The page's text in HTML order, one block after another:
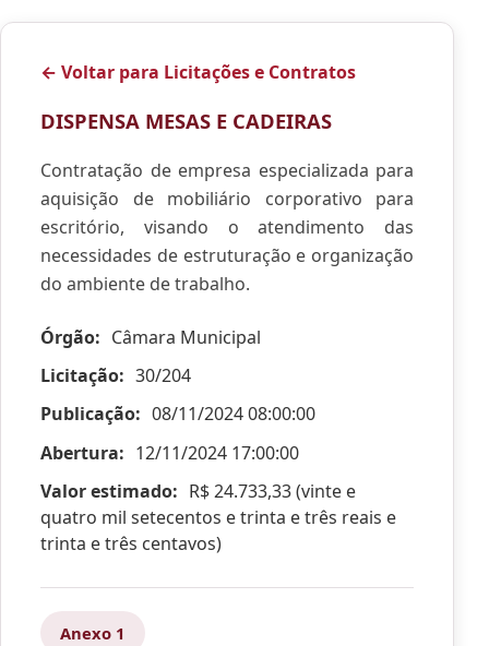
← Voltar para Licitações e Contratos
DISPENSA MESAS E CADEIRAS
Contratação de empresa especializada para
aquisição de mobiliário corporativo para
escritório, visando o atendimento das
necessidades de estruturação e organização
do ambiente de trabalho.
Órgão: Câmara Municipal
Licitação: 30/204
Publicação: 08/11/2024 08:00:00
Abertura: 12/11/2024 17:00:00
Valor estimado: R$ 24.733,33 (vinte e
quatro mil setecentos e trinta e três reais e
trinta e três centavos)
Anexo 1